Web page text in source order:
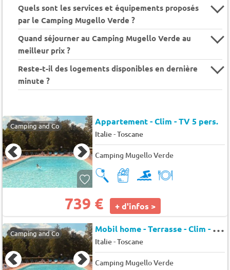
Quels sont les services et équipements proposés
par le Camping Mugello Verde ?
Quand séjourner au Camping Mugello Verde au
meilleur prix ?
Reste-t-il des logements disponibles en dernière
minute ?
Camping and Co Appartement - Clim - TV 5 pers.
Italie-Toscane
Camping Mugello Verde
739 € + d'infos >
Camping and Co M
obil home - Terrasse - Clim - TV 4 pers.
Italie-Toscane
Camping Mugello Verde